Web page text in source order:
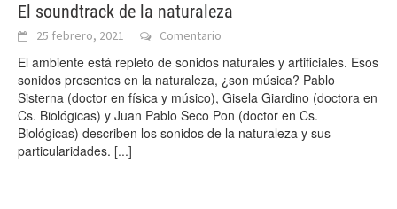
El soundtrack de la naturaleza
25 febrero, 2021 Comentario
El ambiente está repleto de sonidos naturales y artificiales. Esos
sonidos presentes en la naturaleza, ¿son música? Pablo
Sisterna (doctor en física y músico), Gisela Giardino (doctora en
Cs. Biológicas) y Juan Pablo Seco Pon (doctor en Cs.
Biológicas) describen los sonidos de la naturaleza y sus
particularidades. [...]